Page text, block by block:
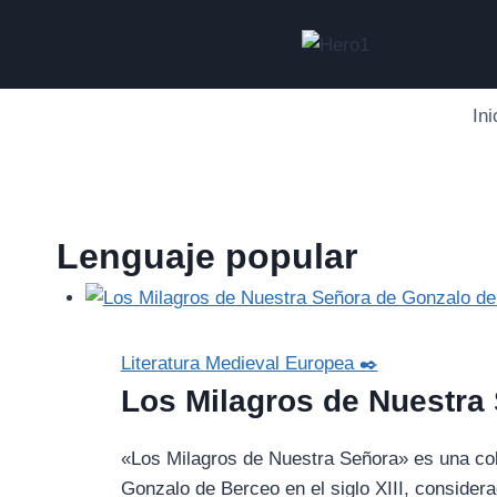
Lenguaje popular
Literatura Medieval Europea ✒️
Los Milagros de Nuestra
«Los Milagros de Nuestra Señora» es una
Gonzalo de Berceo en el siglo XIII,